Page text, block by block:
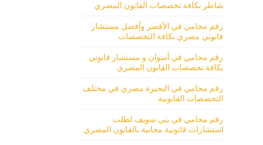
شاطر بكافة تخصصات القانون المصري
رقم محامي في الأقصر وأفضل مستشار
قانوني مصري بكافة التخصصات
رقم محامي في أسوان و مستشار قانوني
بكافة تخصصات القانون المصري
رقم محامي في البحيرة مصري في مختلف
التخصصات القانونية
رقم محامي في بني سويف لطلب
استشارات قانونية مجانية بالقانون المصري